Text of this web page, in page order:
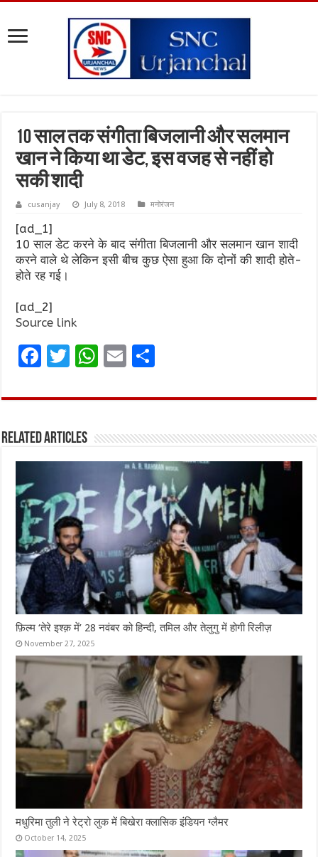
10 साल तक संगीता बिजलानी और सलमान
खान ने किया था डेट, इस वजह से नहीं हो
सकी शादी
cusanjay July 8, 2018 मनोरंजन
[ad_1]
10 साल डेट करने के बाद संगीता बिजलानी और सलमान खान शादी
करने वाले थे लेकिन इसी बीच कुछ ऐसा हुआ कि दोनों की शादी होते-
होते रह गई।
[ad_2]
Source link
F
ce
o
o
k
T
it
r
W
at
A
p
p
E
ai ar
Related Articles
फ़िल्म ‘तेरे इश्क़ में’ 28 नवंबर को हिन्दी, तमिल और तेलुगु में होगी रिलीज़
November 27, 2025
मधुरिमा तुली ने रेट्रो लुक में बिखेरा क्लासिक इंडियन ग्लैमर
October 14, 2025